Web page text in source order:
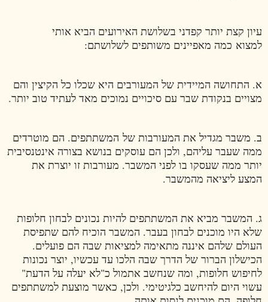
עיון קצת יותר קפדני בשלושת האירועים הביא אותי
למצוא כמה מאפיינים משותפים לשלושתם:
א. התחושה המיידית של המעורבים היא שכלו כל הקיצין והם
מצויים בנקודת שבר עם סיכויים נמוכים מאד לעתיד טוב יותר.
ב. משבר מגדיל את המעורבות של המשתתפים. הם מוטרדים
ממה שעבר עליהם, ולכן הם עוסקים בנושא בצורה אינטנסיבית
יותר ממה שעסקו בו לפני המשבר. מעורבות זו יוצרת את
המצע ליציאה מהמשבר.
ג. המשבר מביא את המשתתפים להיות נכונים לבחון חלופות
שלא היו מוכנים לבחון בעבר. המשבר הוכיח להם שתפיסת
העולם שלהם איננה מתאימה למציאות שבה הם פועלים.
הכישלון הברור של הדרך שבה הלכו עד עכשיו, יוצר נכונות
לחיפוש חלופות, ומה שנחשב אתמול כ"לא יעלה על הדעת"
עשוי היום להיחשב כלגיטימי. ולכן, כאשר מוצעת למשתתפים